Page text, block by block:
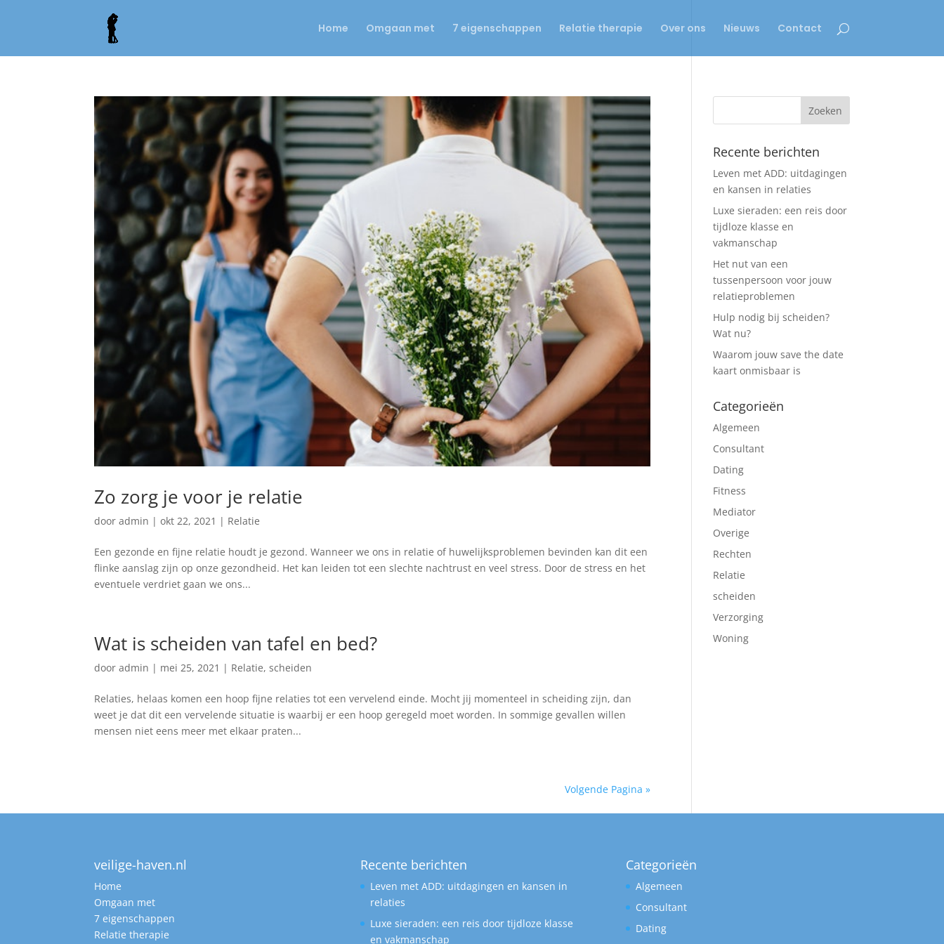
Home Omgaan met 7 eigenschappen Relatie therapie Over ons Nieuws Contact
Zo zorg je voor je relatie
dooradmin |okt 22, 2021 | Relatie
Een gezonde en fijne relatie houdt je gezond. Wanneer we ons in relatie of huwelijksproblemen bevinden kan dit een
flinke aanslag zijn op onze gezondheid. Het kan leiden tot een slechte nachtrust en veel stress. Door de stress en het
eventuele verdriet gaan we ons...
Wat is scheiden van tafel en bed?
dooradmin | mei 25, 2021 | Relatie,scheiden
Relaties, helaas komen een hoop fijne relaties tot een vervelend einde. Mocht jij momenteel in scheiding zijn, dan
weet je dat dit een vervelende situatie is waarbij er een hoop geregeld moet worden. In sommige gevallen willen
mensen niet eens meer met elkaar praten...
Volgende Pagina »
Recente berichten
Leven met ADD: uitdagingen
en kansen in relaties
Luxe sieraden: een reis door
tijdloze klasse en
vakmanschap
Het nut van een
tussenpersoon voor jouw
relatieproblemen
Hulp nodig bij scheiden?
Wat nu?
Waarom jouw save the date
kaart onmisbaar is
Categorieën
Algemeen
Consultant
Dating
Fitness
Mediator
Overige
Rechten
Relatie
scheiden
Verzorging
Woning
veilige-haven.nl
Home
Omgaan met
7 eigenschappen
Relatie therapie
Recente berichten
Leven met ADD: uitdagingen en kansen in
relaties
Luxe sieraden: een reis door tijdloze klasse
en vakmanschap
Categorieën
Algemeen
Consultant
Dating